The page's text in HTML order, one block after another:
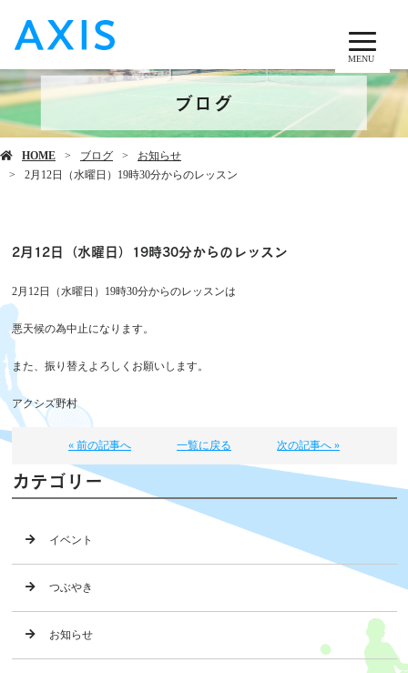
MENU
ブログ
HOME ブログ
お知らせ
2月12日（水曜日）19時30分からのレッスン
2月12日（水曜日）19時30分からのレッスン
2月12日（水曜日）19時30分からのレッスンは
悪天候の為中止になります。
また、振り替えよろしくお願いします。
アクシズ野村
« 前の記事へ 一覧に戻る 次の記事へ »
カテゴリー
イベント
つぶやき
お知らせ